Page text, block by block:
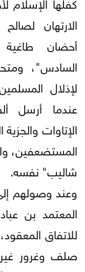
الارتهان
أحضان
السادس"،
لإذلال
عندما أرسل
الإتاوات
المستضعفين،
شاليب" نفسه.
وعند وصولهم
المعتمد بن
للاتفاق
صلف وغرور